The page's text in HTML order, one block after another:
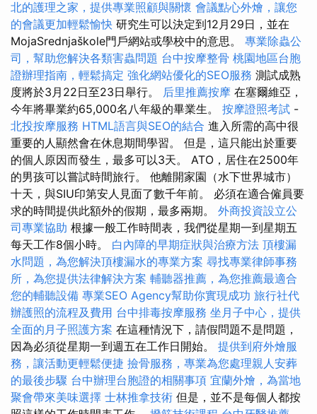
北的護理之家，提供專業照顧與關懷 會議點心外燴，讓您
的會議更加輕鬆愉快 研究生可以決定到12月29日，並在
MojaSrednjaškole門戶網站或學校中的意思。 專業除蟲公
司，幫助您解決各類害蟲問題 台中按摩整骨 桃園地區台胞
證辦理指南，輕鬆搞定 強化網站優化的SEO服務 測試成熟
度將於3月22日至23日舉行。 后里推薦按摩 在塞爾維亞，
今年將畢業約65,000名八年級的畢業生。 按摩證照考試 -
北投按摩服務 HTML語言與SEO的結合 進入所需的高中很
重要的人顯然會在休息期間學習。 但是，這只能出於重要
的個人原因而發生，最多可以3天。 ATO，居住在2500年
的男孩可以嘗試時間旅行。 他離開家園（水下世界城市）
十天，與SIU印第安人見面了數千年前。 必須在適合僱員要
求的時間提供此額外的假期，最多兩期。 外商投資設立公
司專業協助 根據一般工作時間表，我們從星期一到星期五
每天工作8個小時。 白內障的早期症狀與治療方法 頂樓漏
水問題，為您解決頂樓漏水的專業方案 尋找專業律師事務
所，為您提供法律解決方案 輔聽器推薦，為您推薦最適合
您的輔聽設備 專業SEO Agency幫助你實現成功 旅行社代
辦護照的流程及費用 台中排毒按摩服務 坐月子中心，提供
全面的月子照護方案 在這種情況下，請假問題不是問題，
因為必須從星期一到週五在工作日開始。 提供到府外燴服
務，讓活動更輕鬆便捷 撿骨服務，專業為您處理親人安葬
的最後步驟 台中辦理台胞證的相關事項 宜蘭外燴，為當地
聚會帶來美味選擇 士林推拿技術 但是，並不是每個人都按